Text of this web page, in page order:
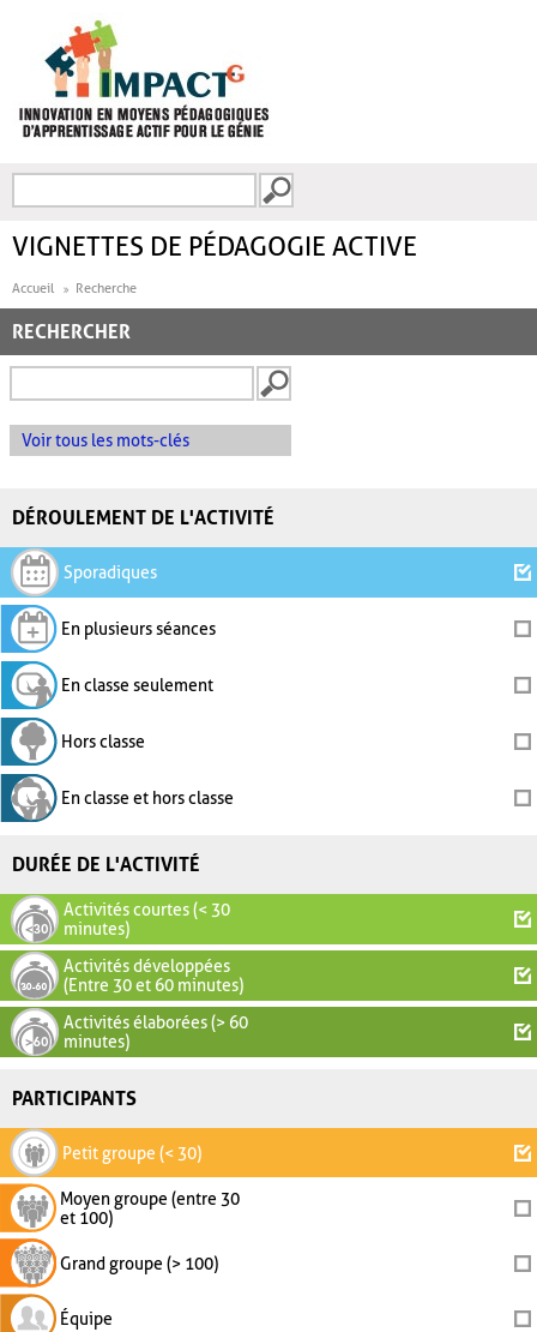
FORMULAIRE DE
VIGNETTES DE PÉDAGOGIE ACTIVE
Accueil Recherche
RECHERCHER
Voir tous les mots-clés
DÉROULEMENT DE L'ACTIVITÉ
Sporadiques
En plusieurs séances
En classe seulement
Hors classe
En classe et hors classe
DURÉE DE L'ACTIVITÉ
Activités courtes (< 30
minutes)
Activités développées
(Entre 30 et 60 minutes)
Activités élaborées (> 60
minutes)
PARTICIPANTS
Petit groupe (< 30)
Moyen groupe (entre 30
et 100)
Grand groupe (> 100)
Équipe